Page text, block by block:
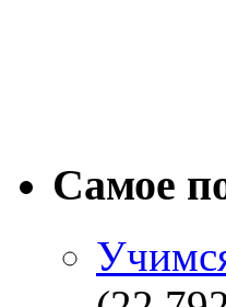
Самое